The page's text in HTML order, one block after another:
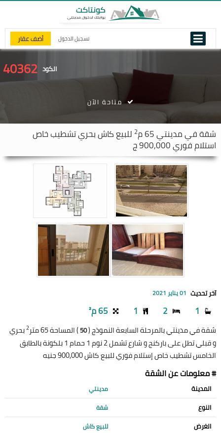
تسجيل الدخول أضف عقار
الكود 40362
شقة فيمدينتي 2 للبيع كاش بحري تشطيب خاص
استلام فوري 900,000 ج
متاحة الآن
آخر تحديث 01 يناير 2021
1
2
1 65 م²
شقة في مدينتي بالمرحلة السابعة النموذج (50) المساحة 65 متر 2بحري
و قبلي تطل على باركنج و شارع تشمل 2 نوم 1 حمام 1 بلكونة بالطابق
الخامس تشطيب خاص إستلام فوري للبيع كاش 900,000 جنيه
# معلومات عن الشقة
المدينة مدينتي
النوع شقة
الغرض للبيع كاش